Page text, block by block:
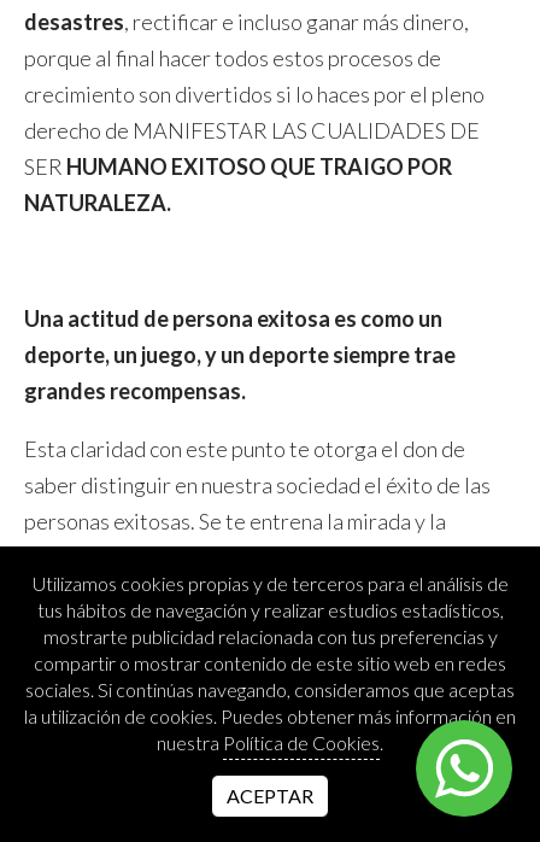
desastres, rectificar e incluso ganar más dinero,
porque al final hacer todos estos procesos de
crecimiento son divertidos si lo haces por el pleno
derecho de MANIFESTAR LAS CUALIDADES DE
SER HUMANO EXITOSO QUE TRAIGO POR
NATURALEZA.
Una actitud de persona exitosa es como un
deporte, un juego, y un deporte siempre trae
grandes recompensas.
Esta claridad con este punto te otorga el don de
saber distinguir en nuestra sociedad el éxito de las
personas exitosas. Se te entrena la mirada y la
verdad no necesitan demostrar nada.
No resultan impresionantes porque no necesitan
impresionar a nadie.
Podrás ver que son personas que están MÁS EN
Utilizamos cookies propias y de terceros para el análisis de
tus hábitos de navegación y realizar estudios estadísticos,
mostrarte publicidad relacionada con tus preferencias y
compartir o mostrar contenido de este sitio web en redes
sociales. Si continúas navegando, consideramos que aceptas
la utilización de cookies. Puedes obtener más información en
nuestra Política de Cookies.
ACEPTAR